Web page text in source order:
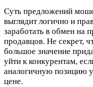
Суть предложений
выглядит логично и
заработать в обмен на
продавцов. Не секрет,
большое значение
уйти к конкурентам,
аналогичную позицию
цене.